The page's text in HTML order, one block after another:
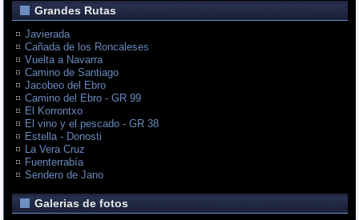
Grandes Rutas
Javierada
Cañada de los Roncaleses
Vuelta a Navarra
Camino de Santiago
Jacobeo del Ebro
Camino del Ebro - GR 99
El Korrontxo
El vino y el pescado - GR 38
Estella - Donosti
La Vera Cruz
Fuenterrabía
Sendero de Jano
Galerias de fotos